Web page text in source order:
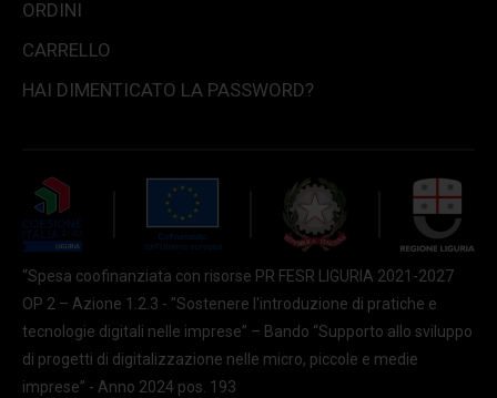
ORDINI
CARRELLO
HAI DIMENTICATO LA PASSWORD?
“Spesa coofinanziata con risorse PR FESR LIGURIA 2021-2027
OP 2 – Azione 1.2.3 - "Sostenere l'introduzione di pratiche e
tecnologie digitali nelle imprese” – Bando “Supporto allo sviluppo
di progetti di digitalizzazione nelle micro, piccole e medie
imprese” - Anno 2024 pos. 193